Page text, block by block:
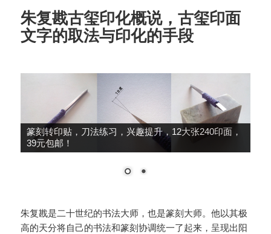
朱复戡古玺印化概说，古玺印面
文字的取法与印化的手段
大师推荐，细柳系列手工冷作，鸟虫篆、朱文篆刻
刀，49元包邮！
朱复戡是二十世纪的书法大师，也是篆刻大师。他以其极
高的天分将自己的书法和篆刻协调统一了起来，呈现出阳